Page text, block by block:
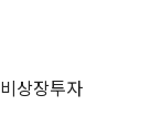
비상장투자